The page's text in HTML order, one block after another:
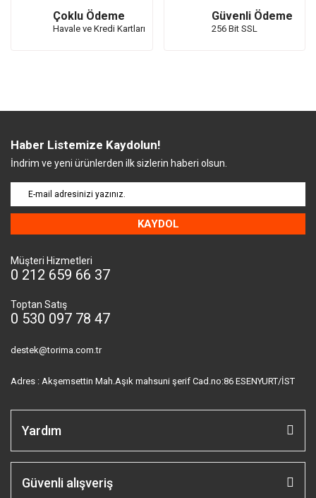
Çoklu Ödeme
Havale ve Kredi Kartları
Güvenli Ödeme
256 Bit SSL
Haber Listemize Kaydolun!
İndrim ve yeni ürünlerden ilk sizlerin haberi olsun.
KAYDOL
Müşteri Hizmetleri
0 212 659 66 37
Toptan Satış
0 530 097 78 47
destek@torima.com.tr
Adres : Akşemsettin Mah.Aşık mahsuni şerif Cad.no:86 ESENYURT/İST
Yardım
Güvenli alışveriş